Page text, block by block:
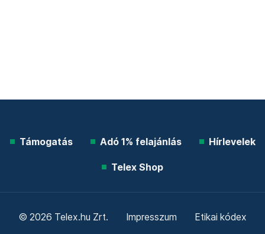
Támogatás Adó 1% felajánlás Hírlevelek
Telex Shop
© 2026 Telex.hu Zrt. Impresszum Etikai kódex